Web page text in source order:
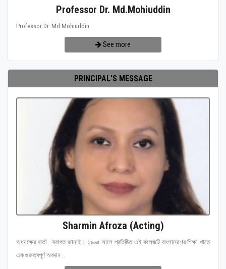
Professor Dr. Md.Mohiuddin
Professor Dr. Md.Mohiuddin
See more
PRINCIPAL'S MESSAGE
Sharmin Afroza (Acting)
অধ্যক্ষের বার্তা স্বাগত জানাই। ১৯৬৫ সালে প্রতিষ্ঠিত এই কলেজটি বাংলাদেশের শিক্ষা খাতে
এক গুরুত্বপূর্ণ অবদান...